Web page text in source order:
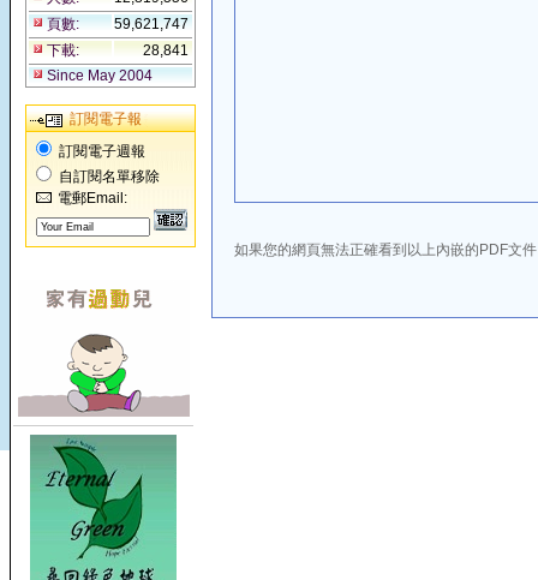
頁數:
59,621,747
下載:
28,841
Since May 2004
訂閱電子報
訂閱電子週報
自訂閱名單移除
電郵Email:
如果您的網頁無法正確看到以上內嵌的PDF文